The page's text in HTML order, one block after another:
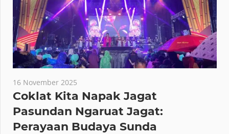
16 November 2025
Coklat Kita Napak Jagat
Pasundan Ngaruat Jagat:
Perayaan Budaya Sunda